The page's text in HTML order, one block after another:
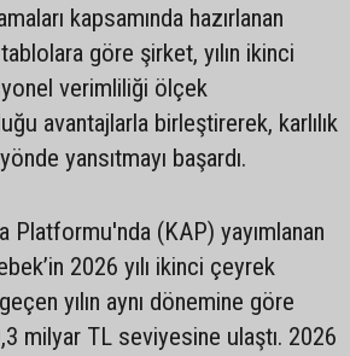
kapsamında hazırlanan
göre şirket, yılın ikinci
verimliliği ölçek
avantajlarla birleştirerek, karlılık
yansıtmayı başardı.
Platformu'nda (KAP) yayımlanan
2026 yılı ikinci çeyrek
yılın aynı dönemine göre
milyar TL seviyesine ulaştı. 2026